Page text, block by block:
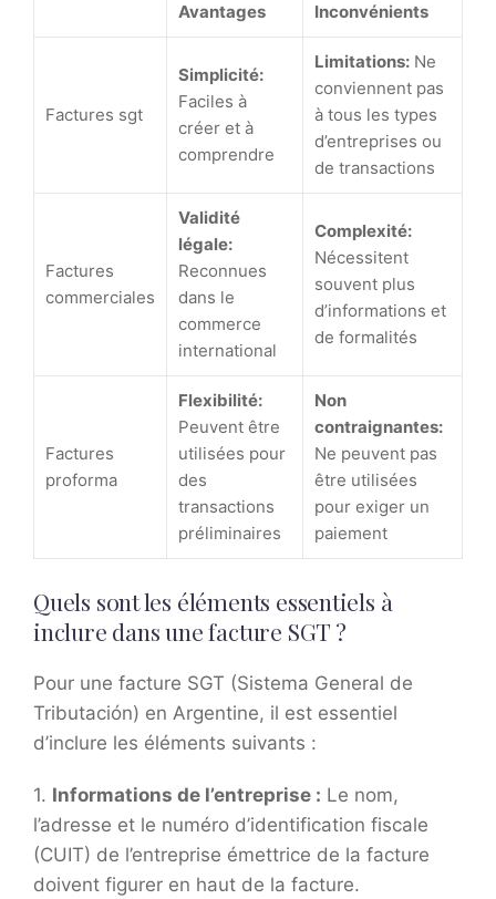
Avantages Inconvénients
Factures sgt
Simplicité:
Faciles à
créer et à
comprendre
Limitations: Ne
conviennent pas
à tous les types
d’entreprises ou
de transactions
Factures
commerciales
Validité
légale:
Reconnues
dans le
commerce
international
Complexité:
Nécessitent
souvent plus
d’informations et
de formalités
Factures
proforma
Flexibilité:
Peuvent être
utilisées pour
des
transactions
préliminaires
Non
contraignantes:
Ne peuvent pas
être utilisées
pour exiger un
paiement
Quels sont les éléments essentiels à
inclure dans une facture SGT ?
Pour une facture SGT (Sistema General de
Tributación) en Argentine, il est essentiel
d’inclure les éléments suivants :
1. Informations de l’entreprise : Le nom,
l’adresse et le numéro d’identification fiscale
(CUIT) de l’entreprise émettrice de la facture
doivent figurer en haut de la facture.